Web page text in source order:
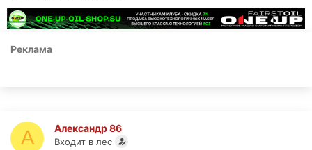
Реклама
А Александр 86
Входит в лес